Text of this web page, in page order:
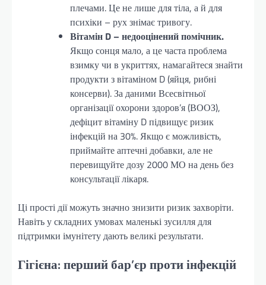
плечами. Це не лише для тіла, а й для
психіки – рух знімає тривогу.
Вітамін D – недооцінений помічник.
Якщо сонця мало, а це часта проблема
взимку чи в укриттях, намагайтеся знайти
продукти з вітаміном D (яйця, рибні
консерви). За даними Всесвітньої
організації охорони здоров’я (ВООЗ),
дефіцит вітаміну D підвищує ризик
інфекцій на 30%. Якщо є можливість,
приймайте аптечні добавки, але не
перевищуйте дозу 2000 МО на день без
консультації лікаря.
Ці прості дії можуть значно знизити ризик захворіти.
Навіть у складних умовах маленькі зусилля для
підтримки імунітету дають великі результати.
Гігієна: перший бар’єр проти інфекцій